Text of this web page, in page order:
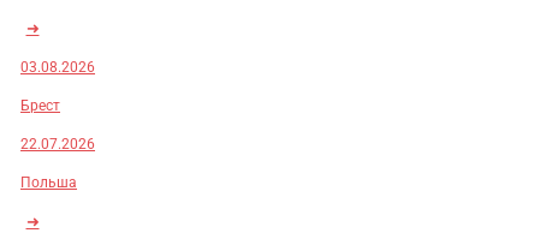
➜
03.08.2026
Брест
22.07.2026
Польша
➜